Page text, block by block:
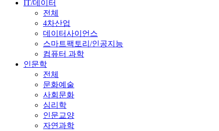
IT/데이터
전체
4차산업
데이터사이언스
스마트팩토리/인공지능
컴퓨터 과학
인문학
전체
문화예술
사회문화
심리학
인문교양
자연과학